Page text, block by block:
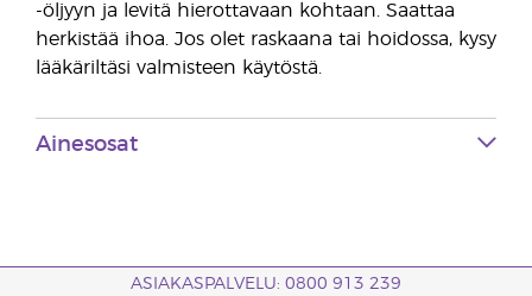
-öljyyn ja levitä hierottavaan kohtaan. Saattaa
herkistää ihoa. Jos olet raskaana tai hoidossa, kysy
lääkäriltäsi valmisteen käytöstä.
Ainesosat
ASIAKASPALVELU: 0800 913 239